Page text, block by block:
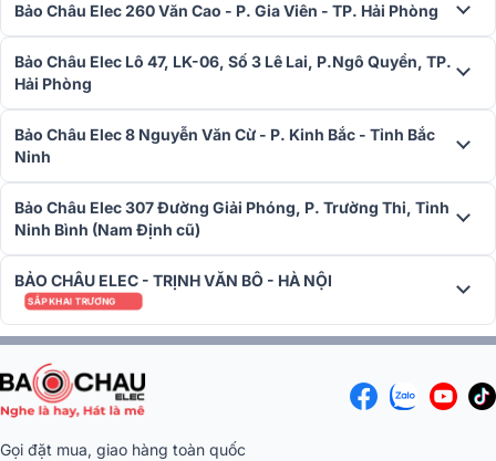
Bảo Châu Elec 260 Văn Cao - P. Gia Viên - TP. Hải Phòng
Bảo Châu Elec Lô 47, LK-06, Số 3 Lê Lai, P.Ngô Quyền, TP.
Hải Phòng
Bảo Châu Elec 8 Nguyễn Văn Cừ - P. Kinh Bắc - Tỉnh Bắc
Ninh
Bảo Châu Elec 307 Đường Giải Phóng, P. Trường Thi, Tỉnh
Ninh Bình (Nam Định cũ)
BẢO CHÂU ELEC - TRỊNH VĂN BÔ - HÀ NỘI
SẮP KHAI TRƯƠNG
Gọi đặt mua, giao hàng toàn quốc